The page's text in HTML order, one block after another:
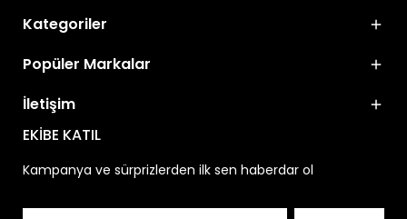
Kategoriler
Popüler Markalar
İletişim
EKİBE KATIL
Kampanya ve sürprizlerden ilk sen haberdar ol